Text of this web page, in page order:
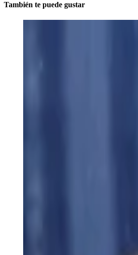
También te puede gustar